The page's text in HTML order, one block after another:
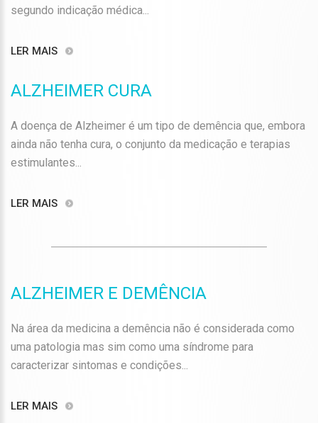
segundo indicação médica...
LER MAIS
ALZHEIMER CURA
A doença de Alzheimer é um tipo de demência que, embora
ainda não tenha cura, o conjunto da medicação e terapias
estimulantes...
LER MAIS
ALZHEIMER E DEMÊNCIA
Na área da medicina a demência não é considerada como
uma patologia mas sim como uma síndrome para
caracterizar sintomas e condições...
LER MAIS